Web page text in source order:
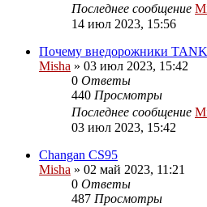
Последнее сообщение
14 июл 2023, 15:56
Почему внедорожники TANK
Misha » 03 июл 2023, 15:42
0 Ответы
440 Просмотры
Последнее сообщение
03 июл 2023, 15:42
Changan CS95
Misha » 02 май 2023, 11:21
0 Ответы
487 Просмотры